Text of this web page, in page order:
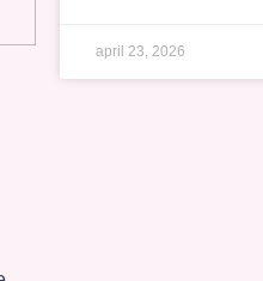
april 23, 2026